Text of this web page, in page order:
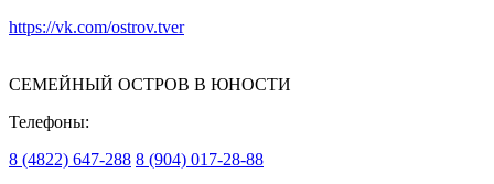
https://vk.com/ostrov.tver
СЕМЕЙНЫЙ ОСТРОВ В ЮНОСТИ
Телефоны:
8 (4822) 647-288 8 (904) 017-28-88